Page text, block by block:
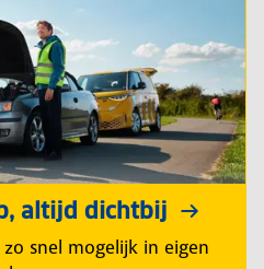
altijd dichtbij
snel mogelijk in eigen